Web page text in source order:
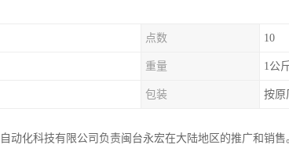
点数 10
重量 1公
包装 按原
动化科技有限公司负责闽台永宏在大陆地区的推广和销